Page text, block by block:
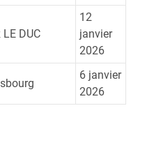
LE DUC
12
janvier
2026
6 janvier
2026